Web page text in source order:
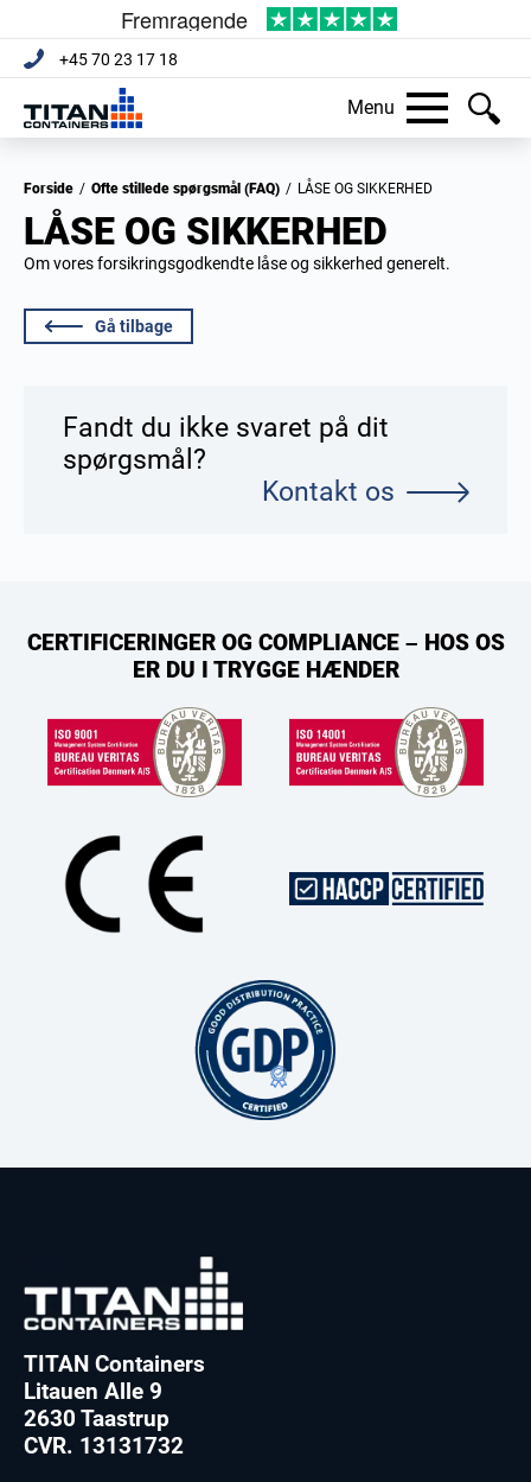
+45 70 23 17 18
Menu
Forside / Ofte stillede spørgsmål (FAQ) / LÅSE OG SIKKERHED
LÅSE OG SIKKERHED
Om vores forsikringsgodkendte låse og sikkerhed generelt.
Gå tilbage
Fandt du ikke svaret på dit
spørgsmål?
Kontakt os
CERTIFICERINGER OG COMPLIANCE – HOS OS
ER DU I TRYGGE HÆNDER
TITAN Containers
Litauen Alle 9
2630 Taastrup
CVR. 13131732